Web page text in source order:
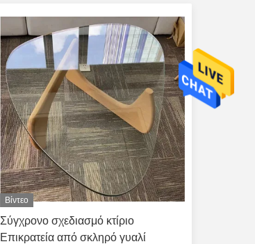
Βίντεο
Σύγχρονο σχεδιασμό κτίριο
Επικρατεία από σκληρό γυαλί